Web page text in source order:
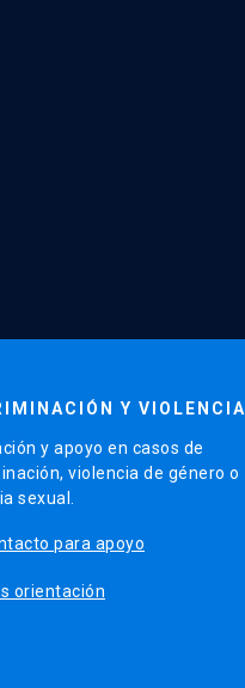
Y VIOLENCIA
y apoyo en casos de
violencia de género o
sexual.
para apoyo
orientación